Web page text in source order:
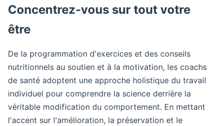
Concentrez-vous sur tout votre
être
De la programmation d'exercices et des conseils
nutritionnels au soutien et à la motivation, les coachs
de santé adoptent une approche holistique du travail
individuel pour comprendre la science derrière la
véritable modification du comportement. En mettant
l'accent sur l'amélioration, la préservation et le